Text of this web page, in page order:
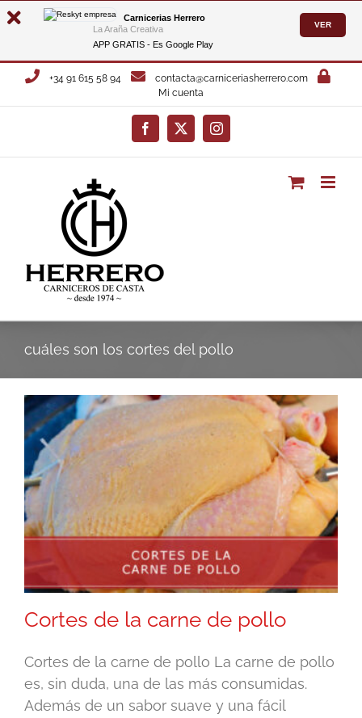
Carnicerias Herrero
La Araña Creativa
APP GRATIS - Es Google Play
VER
Saltar
+34 91 615 58 94
contacta@carniceriasherrero.com
Mi cuenta
Facebook
X Instagram
cuáles son los cortes del pollo
Cortes de la carne de pollo
Cortes de la carne de pollo La carne de pollo
es, sin duda, una de las más consumidas.
Además de un sabor suave y una fácil